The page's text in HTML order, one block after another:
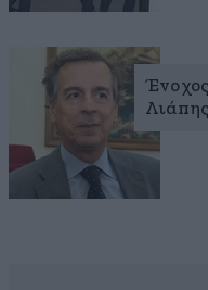
Λιάπης